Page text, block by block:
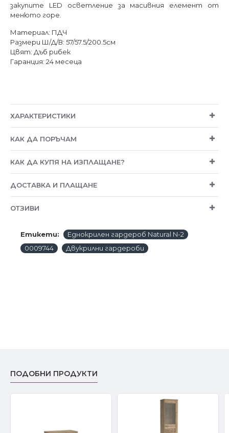
закупите LED осветление за масивния елемент от
менюто горе.
Материал: ПДЧ
Размери Ш/Д/В: 57/57.5/200.5см
Цвят: Дъб рибек
Гаранция: 24 месеца
ХАРАКТЕРИСТИКИ
КАК ДА ПОРЪЧАМ
КАК ДА КУПЯ НА ИЗПЛАЩАНЕ?
ДОСТАВКА И ПЛАЩАНЕ
ОТЗИВИ
Етикети:
Еднокрилен гардероб Natural N-2
0009744
Двукрилни гардероби
ПОДОБНИ ПРОДУКТИ